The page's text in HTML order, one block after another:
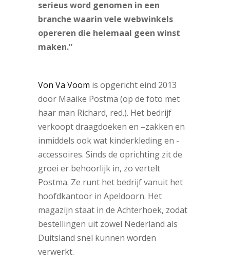
serieus word genomen in een
branche waarin vele webwinkels
opereren die helemaal geen winst
maken.”
Von Va Voom is opgericht eind 2013
door Maaike Postma (op de foto met
haar man Richard, red.). Het bedrijf
verkoopt draagdoeken en –zakken en
inmiddels ook wat kinderkleding en -
accessoires. Sinds de oprichting zit de
groei er behoorlijk in, zo vertelt
Postma. Ze runt het bedrijf vanuit het
hoofdkantoor in Apeldoorn. Het
magazijn staat in de Achterhoek, zodat
bestellingen uit zowel Nederland als
Duitsland snel kunnen worden
verwerkt.